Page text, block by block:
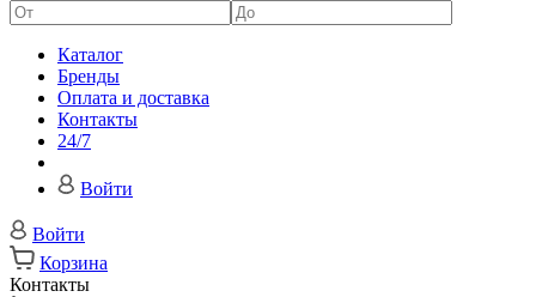
Каталог
Бренды
Оплата и доставка
Контакты
24/7
Войти
Войти
Корзина
Контакты